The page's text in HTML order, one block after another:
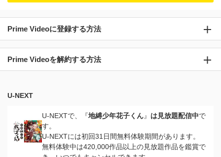
Prime Videoに登録する方法
Prime Videoを解約する方法
U-NEXT
U-NEXTで、『地縛少年花子くん』 は見放題配信中で
す。
U-NEXTには初回31日間無料体験期間があります。
無料体験中は420,000作品以上の見放題作品を鑑賞で